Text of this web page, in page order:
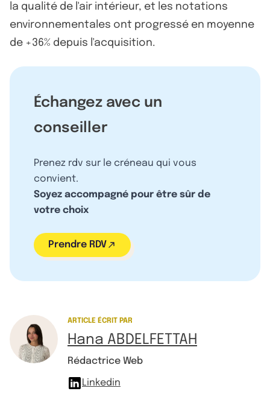
la qualité de l'air intérieur, et les notations
environnementales ont progressé en moyenne
de +36% depuis l'acquisition.
Échangez avec un
conseiller
Prenez rdv sur le créneau qui vous
convient.
Soyez accompagné pour être sûr de
votre choix
Prendre RDV
ARTICLE ÉCRIT PAR
Hana ABDELFETTAH
Rédactrice Web
Linkedin